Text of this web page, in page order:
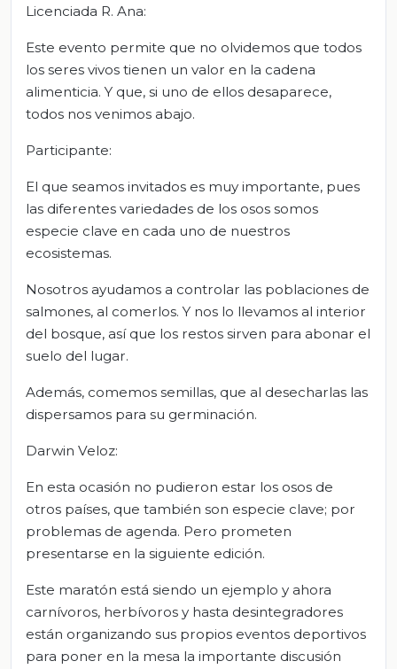
Licenciada R. Ana:
Este evento permite que no olvidemos que todos
los seres vivos tienen un valor en la cadena
alimenticia. Y que, si uno de ellos desaparece,
todos nos venimos abajo.
Participante:
El que seamos invitados es muy importante, pues
las diferentes variedades de los osos somos
especie clave en cada uno de nuestros
ecosistemas.
Nosotros ayudamos a controlar las poblaciones de
salmones, al comerlos. Y nos lo llevamos al interior
del bosque, así que los restos sirven para abonar el
suelo del lugar.
Además, comemos semillas, que al desecharlas las
dispersamos para su germinación.
Darwin Veloz:
En esta ocasión no pudieron estar los osos de
otros países, que también son especie clave; por
problemas de agenda. Pero prometen
presentarse en la siguiente edición.
Este maratón está siendo un ejemplo y ahora
carnívoros, herbívoros y hasta desintegradores
están organizando sus propios eventos deportivos
para poner en la mesa la importante discusión